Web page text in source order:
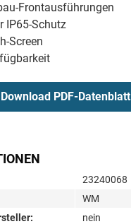
Frontausführungen
IP65-Schutz
Screen
Download PDF-Datenblatt
23240068
WM
nein